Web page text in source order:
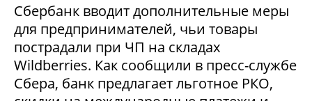
Сбербанк вводит дополнительные меры
для предпринимателей, чьи товары
пострадали при ЧП на складах
Wildberries. Как сообщили в пресс-службе
Сбера, банк предлагает льготное РКО,